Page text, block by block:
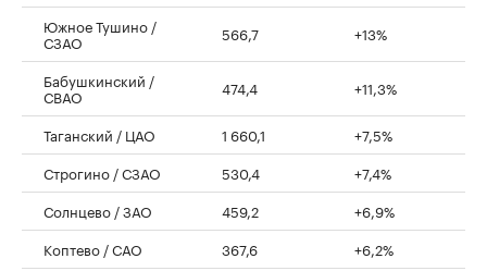
Южное Тушино /
СЗАО 566,7 +13%
Бабушкинский /
СВАО 474,4 +11,3%
Таганский / ЦАО 1 660,1
+7,5%
Строгино / СЗАО
530,4
+7,4%
Солнцево / ЗАО
459,2
+6,9%
Коптево / САО
367,6 +6,2%